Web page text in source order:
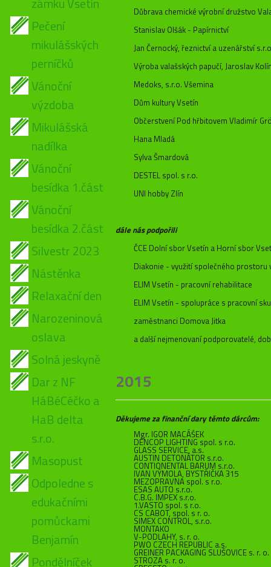
Pečení
mikulášských
perníčků
Vánoční
výzdoba
Mikulášská
nadílka
Vánoční
besídka 1.část
Vánoční
besídka 2.část
Silvestr 2023
Nástěnka
Relaxační den
Narozeninová
oslava
Solná jeskyně
Dar z NF
HáBéCéčko a
HaB delta
s.r.o.
Masopust
Odpoledne s
edukačními
pomůckami
Benjamín
Pondělníček
Důbrava chemické výrobní družstvo
Stanislav Olšák - Papírnictví
Jan Černocký, řeznictví a uzenářství
Výroba valašských papučí, Jaroslav
Medoks, s.r.o. Všemina
Dům kultury Vsetín
Občerstvení Pod hřbitovem Vladimír
Hana Mladá
Sylva Šmardová
DESTEL spol. s r.o.
UNI hobby Zlín
dále nás podpořili
ČCE Dolní sbor Vsetín a Horní sbor
Diakonie - využití společného prostoru
ELIM Vsetín - pracovní rehabilitace
ELIM Vsetín - spolupráce s pracovní
zaměstnanci Domova Jitka
a další nejmenovaní podporovatelé,
2015
Děkujeme za finanční dary těmto dárcům:
Mgr. IGOR MACÁŚEK
DENCOP LIGHTING spol. s r.o.
GLASS SERVICE, a.s.
AUSTIN DETONÁTOR s.r.o.
CONTIONENTAL BARUM s.r.o.
IVAN VÝMOLA, BYSTŘIČKA 315
MEZOPRAVNA spol. s r.o.
ESAS AUTO s.r.o.
C.B.G. IMPEX s.r.o.
1.VASTO spol. s r.o.
CS CABOT, spol. s r. o.
SIMEX CONTROL, s.r.o.
MONTAKO
V-PODLAHY, s. r. o.
PWO CZECH REPUBLIC a.s.
GREINER PACKAGING SLUŠOVICE s. r. o.
STROZA s. r. o.